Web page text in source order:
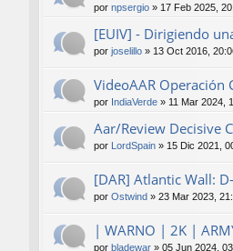
por npsergio » 17 Feb 2025,
[EUIV] - Dirigiendo
por joselillo » 13 Oct 2016,
VideoAAR Operación
por IndiaVerde » 11 Mar 2024,
Aar/Review Decisive
por LordSpain » 15 Dic 2021,
[DAR] Atlantic Wall:
por Ostwind » 23 Mar 2023,
| WARNO | 2K |
por bladewar » 05 Jun 2024,